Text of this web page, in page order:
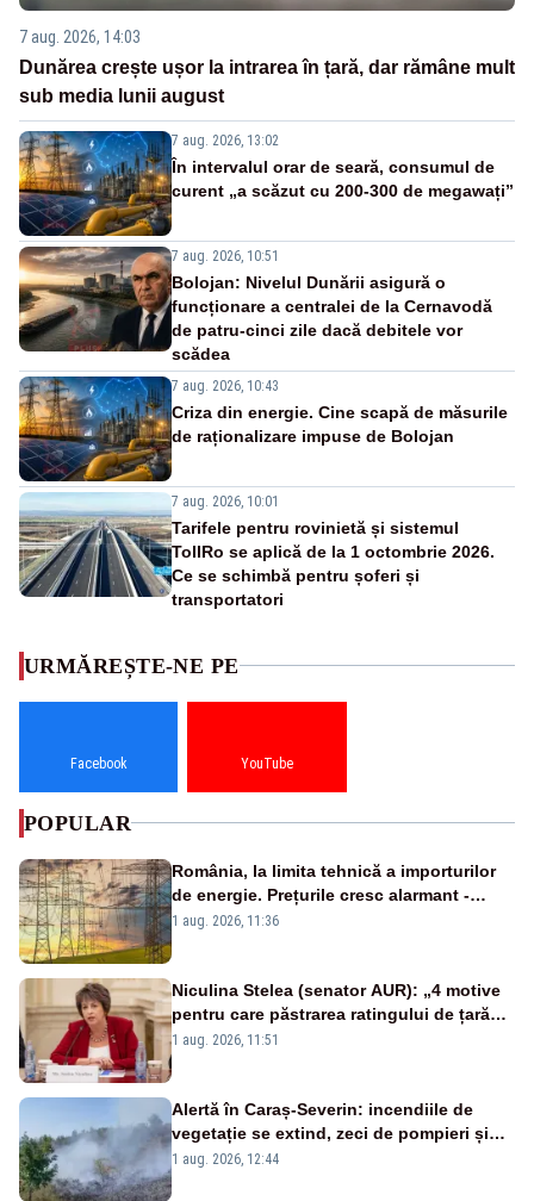
7 aug. 2026, 14:03
Dunărea crește ușor la intrarea în țară, dar rămâne mult
sub media lunii august
7 aug. 2026, 13:02
În intervalul orar de seară, consumul de
curent „a scăzut cu 200-300 de megawați”
7 aug. 2026, 10:51
Bolojan: Nivelul Dunării asigură o
funcționare a centralei de la Cernavodă
de patru-cinci zile dacă debitele vor
scădea
7 aug. 2026, 10:43
Criza din energie. Cine scapă de măsurile
de raționalizare impuse de Bolojan
7 aug. 2026, 10:01
Tarifele pentru rovinietă și sistemul
TollRo se aplică de la 1 octombrie 2026.
Ce se schimbă pentru șoferi și
transportatori
URMĂREȘTE-NE PE
Facebook YouTube
POPULAR
România, la limita tehnică a importurilor
de energie. Prețurile cresc alarmant -
Analiză Realitatea Plus
1 aug. 2026, 11:36
Niculina Stelea (senator AUR): „4 motive
pentru care păstrarea ratingului de țară
nu este o reușită pentru Guvernul
1 aug. 2026, 11:51
Alertă în Caraș-Severin: incendiile de
vegetație se extind, zeci de pompieri și
silvicultori se luptă cu flăcările - VIDEO
1 aug. 2026, 12:44